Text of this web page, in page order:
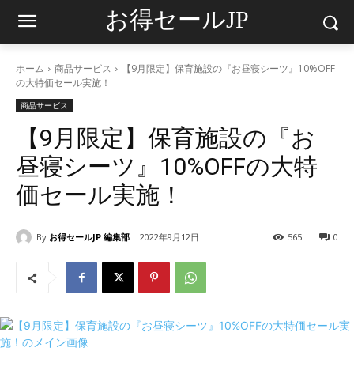
お得セールJP
ホーム 商品サービス
【9月限定】保育施設の『お昼寝シーツ』10%OFF
の大特価セール実施！
商品サービス
【9月限定】保育施設の『お
昼寝シーツ』10%OFFの大特
価セール実施！
By お得セールJP 編集部 2022年9月12日 0
565